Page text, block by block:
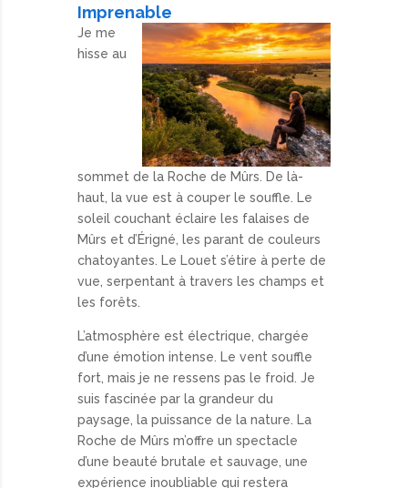
Imprenable
Je me
hisse au
sommet de la Roche de Mûrs. De là-
haut, la vue est à couper le souffle. Le
soleil couchant éclaire les falaises de
Mûrs et d’Érigné, les parant de couleurs
chatoyantes. Le Louet s’étire à perte de
vue, serpentant à travers les champs et
les forêts.
L’atmosphère est électrique, chargée
d’une émotion intense. Le vent souffle
fort, mais je ne ressens pas le froid. Je
suis fascinée par la grandeur du
paysage, la puissance de la nature. La
Roche de Mûrs m’offre un spectacle
d’une beauté brutale et sauvage, une
expérience inoubliable qui restera